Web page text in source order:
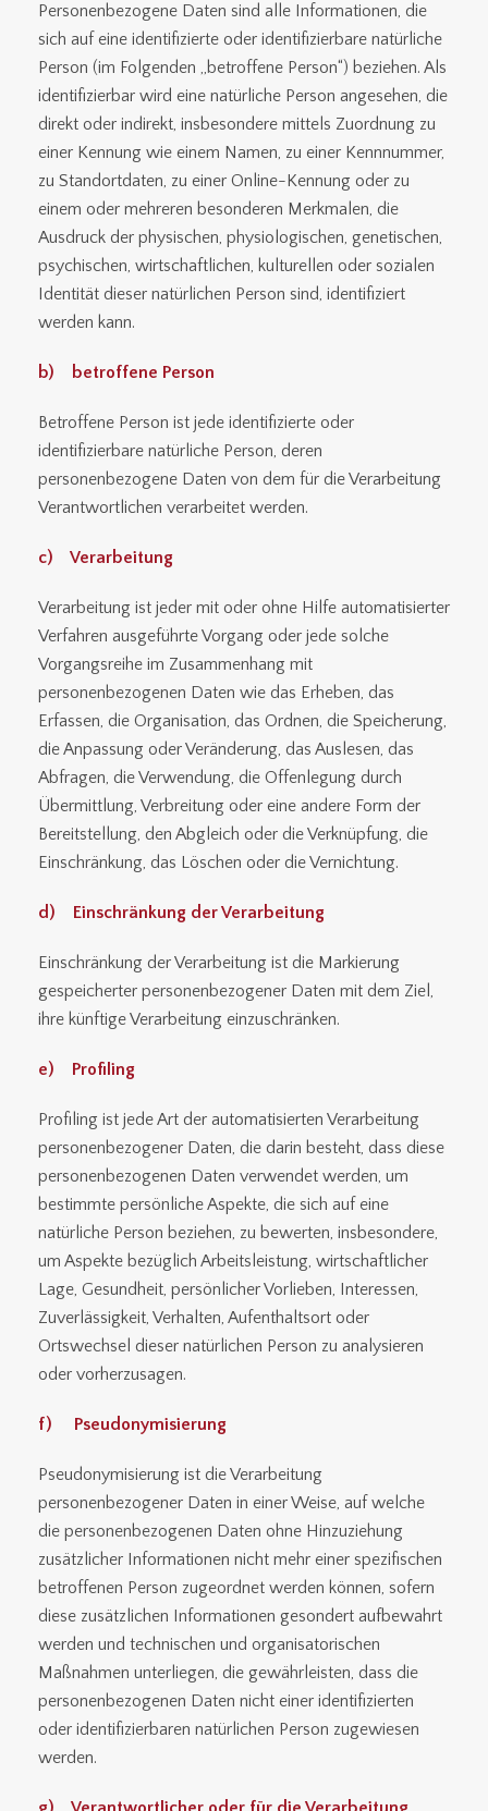
Personenbezogene Daten sind alle Informationen, die
sich auf eine identifizierte oder identifizierbare natürliche
Person (im Folgenden „betroffene Person“) beziehen. Als
identifizierbar wird eine natürliche Person angesehen, die
direkt oder indirekt, insbesondere mittels Zuordnung zu
einer Kennung wie einem Namen, zu einer Kennnummer,
zu Standortdaten, zu einer Online-Kennung oder zu
einem oder mehreren besonderen Merkmalen, die
Ausdruck der physischen, physiologischen, genetischen,
psychischen, wirtschaftlichen, kulturellen oder sozialen
Identität dieser natürlichen Person sind, identifiziert
werden kann.
b) betroffene Person
Betroffene Person ist jede identifizierte oder
identifizierbare natürliche Person, deren
personenbezogene Daten von dem für die Verarbeitung
Verantwortlichen verarbeitet werden.
c) Verarbeitung
Verarbeitung ist jeder mit oder ohne Hilfe automatisierter
Verfahren ausgeführte Vorgang oder jede solche
Vorgangsreihe im Zusammenhang mit
personenbezogenen Daten wie das Erheben, das
Erfassen, die Organisation, das Ordnen, die Speicherung,
die Anpassung oder Veränderung, das Auslesen, das
Abfragen, die Verwendung, die Offenlegung durch
Übermittlung, Verbreitung oder eine andere Form der
Bereitstellung, den Abgleich oder die Verknüpfung, die
Einschränkung, das Löschen oder die Vernichtung.
d) Einschränkung der Verarbeitung
Einschränkung der Verarbeitung ist die Markierung
gespeicherter personenbezogener Daten mit dem Ziel,
ihre künftige Verarbeitung einzuschränken.
e) Profiling
Profiling ist jede Art der automatisierten Verarbeitung
personenbezogener Daten, die darin besteht, dass diese
personenbezogenen Daten verwendet werden, um
bestimmte persönliche Aspekte, die sich auf eine
natürliche Person beziehen, zu bewerten, insbesondere,
um Aspekte bezüglich Arbeitsleistung, wirtschaftlicher
Lage, Gesundheit, persönlicher Vorlieben, Interessen,
Zuverlässigkeit, Verhalten, Aufenthaltsort oder
Ortswechsel dieser natürlichen Person zu analysieren
oder vorherzusagen.
f) Pseudonymisierung
Pseudonymisierung ist die Verarbeitung
personenbezogener Daten in einer Weise, auf welche
die personenbezogenen Daten ohne Hinzuziehung
zusätzlicher Informationen nicht mehr einer spezifischen
betroffenen Person zugeordnet werden können, sofern
diese zusätzlichen Informationen gesondert aufbewahrt
werden und technischen und organisatorischen
Maßnahmen unterliegen, die gewährleisten, dass die
personenbezogenen Daten nicht einer identifizierten
oder identifizierbaren natürlichen Person zugewiesen
werden.